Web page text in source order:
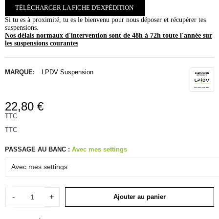
TÉLÉCHARGER LA FICHE D'EXPÉDITION
Si tu es à proximité, tu es le bienvenu pour nous déposer et récupérer tes
suspensions.
Nos délais normaux d'intervention sont de 48h à 72h toute l'année sur
les suspensions courantes
MARQUE: LPDV Suspension
22,80 €
TTC
TTC
PASSAGE AU BANC : Avec mes settings
- + Ajouter au panier